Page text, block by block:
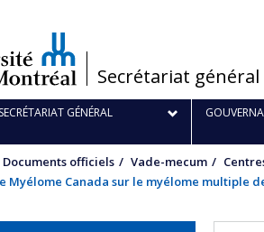
/
Secrétariat général
SECRÉTARIAT GÉNÉRAL
Documents officiels Vade-mecum
Myélome Canada sur le myélome multiple